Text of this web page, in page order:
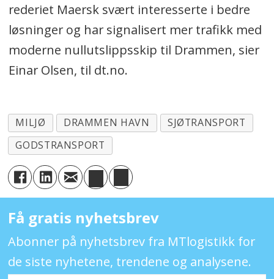
rederiet Maersk svært interesserte i bedre
løsninger og har signalisert mer trafikk med
moderne nullutslippsskip til Drammen, sier
Einar Olsen, til dt.no.
MILJØ DRAMMEN HAVN
SJØTRANSPORT
GODSTRANSPORT
Få gratis nyhetsbrev
Abonner på nyhetsbrev fra MTlogistikk for
de siste nyhetene, trendene og analysene.